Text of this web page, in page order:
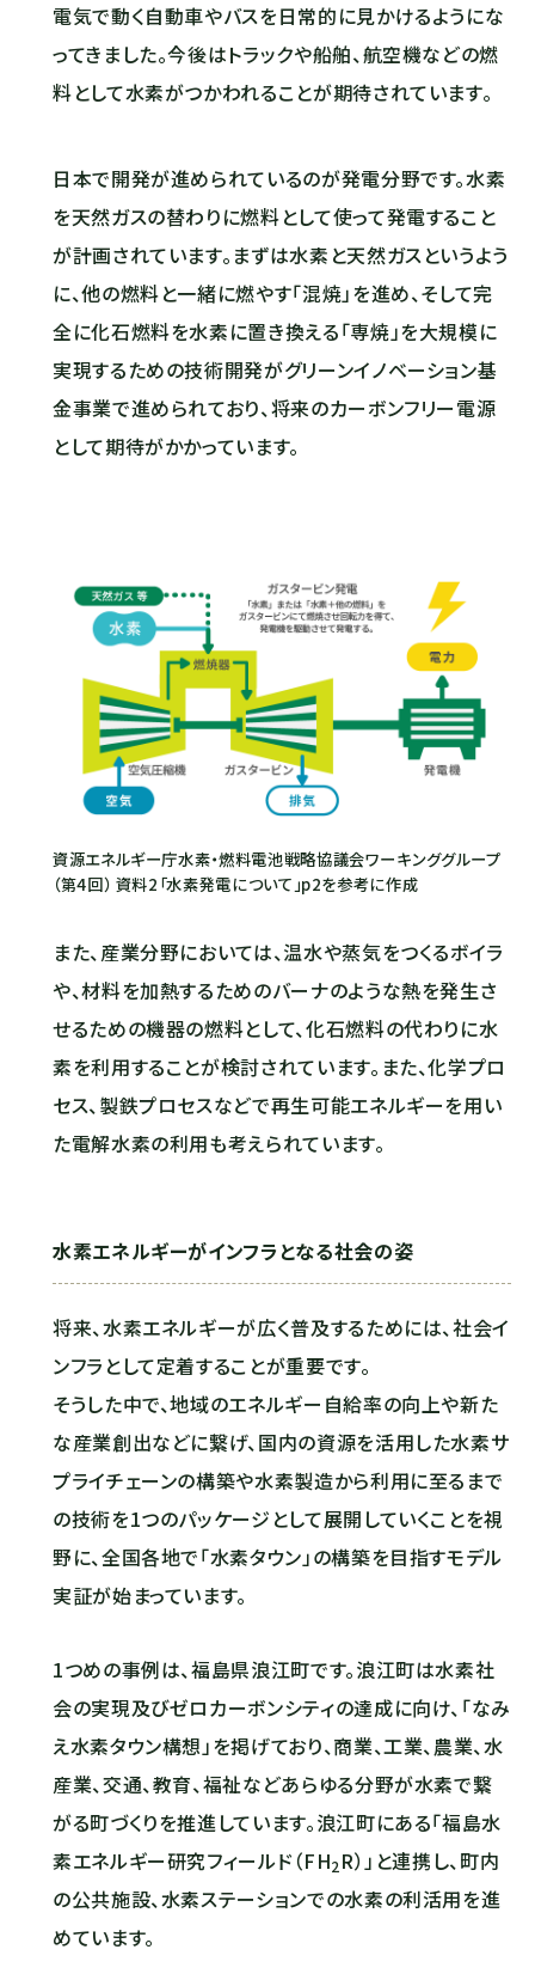
電気で動く自動車やバスを日常的に見かけるようにな
ってきました。今後はトラックや船舶、航空機などの燃
料として水素がつかわれることが期待されています。
日本で開発が進められているのが発電分野です。水素
を天然ガスの替わりに燃料として使って発電すること
が計画されています。まずは水素と天然ガスというよう
に、他の燃料と一緒に燃やす「混焼」を進め、そして完
全に化石燃料を水素に置き換える「専焼」を大規模に
実現するための技術開発がグリーンイノベーション基
金事業で進められており、将来のカーボンフリー電源
として期待がかかっています。
資源エネルギー庁水素・燃料電池戦略協議会ワーキンググループ
（第4回） 資料2「水素発電について」p2を参考に作成
また、産業分野においては、温水や蒸気をつくるボイラ
や、材料を加熱するためのバーナのような熱を発生さ
せるための機器の燃料として、化石燃料の代わりに水
素を利用することが検討されています。また、化学プロ
セス、製鉄プロセスなどで再生可能エネルギーを用い
た電解水素の利用も考えられています。
水素エネルギーがインフラとなる社会の姿
将来、水素エネルギーが広く普及するためには、社会イ
ンフラとして定着することが重要です。
そうした中で、地域のエネルギー自給率の向上や新た
な産業創出などに繋げ、国内の資源を活用した水素サ
プライチェーンの構築や水素製造から利用に至るまで
の技術を1つのパッケージとして展開していくことを視
野に、全国各地で「水素タウン」の構築を目指すモデル
実証が始まっています。
1つめの事例は、福島県浪江町です。浪江町は水素社
会の実現及びゼロカーボンシティの達成に向け、「なみ
え水素タウン構想」を掲げており、商業、工業、農業、水
産業、交通、教育、福祉などあらゆる分野が水素で繋
がる町づくりを推進しています。浪江町にある「福島水
素エネルギー研究フィールド（FH2R）」と連携し、町内
の公共施設、水素ステーションでの水素の利活用を進
めています。